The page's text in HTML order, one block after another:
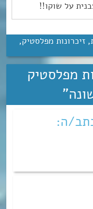
על שוקו!!
, זיכרונות מפלסטיק,
מפלסטיק
”